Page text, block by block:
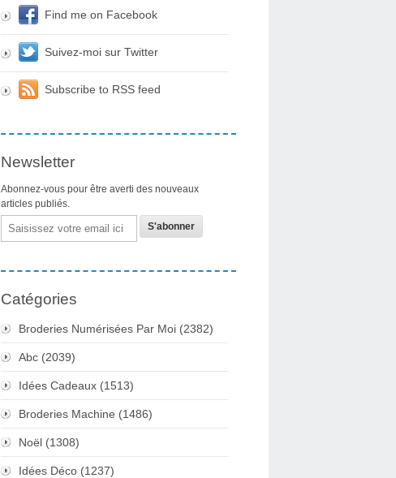
Find me on Facebook
Suivez-moi sur Twitter
Subscribe to RSS feed
Newsletter
Abonnez-vous pour être averti des nouveaux
articles publiés.
Email
Catégories
Broderies Numérisées Par Moi (2382)
Abc (2039)
Idées Cadeaux (1513)
Broderies Machine (1486)
Noël (1308)
Idées Déco (1237)